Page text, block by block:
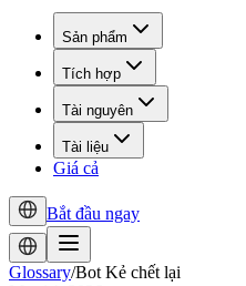
Sản phẩm
Tích hợp
Tài nguyên
Tài liệu
Giá cả
Bắt đầu ngay
Glossary/Bot Kẻ chết lại